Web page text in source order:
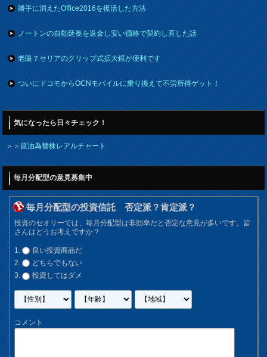
勝手に消えたOffice2016を復活した方法
ノートンの自動延長を返金し安い価格で契約し直した話
老眼？セリアのクリップ式拡大鏡が便利です
ついにドコモからOCNモバイルに乗り換えて不労所得ゲット！
気になったら日々チェック！
＞＞原油為替株レアルチャート
毎月分配型の意見募集中
毎月分配型の投資信託 否定派？肯定派？
投資のセオリーでは、毎月分配型は非効率だと否定な意見が多いです。皆
さんはどうお考えですか？
良い投資商品だ
どちらでもない
投資してはダメ
コメント